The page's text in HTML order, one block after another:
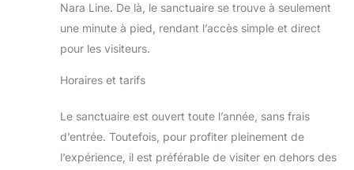
Nara Line. De là, le sanctuaire se trouve à seulement
une minute à pied, rendant l’accès simple et direct
pour les visiteurs.
Horaires et tarifs
Le sanctuaire est ouvert toute l’année, sans frais
d’entrée. Toutefois, pour profiter pleinement de
l’expérience, il est préférable de visiter en dehors des